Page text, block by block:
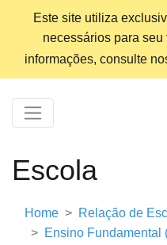
Este site utiliza
necessários para
informações, consulte
Escola
Home
Relação de
Ensino Fundamental